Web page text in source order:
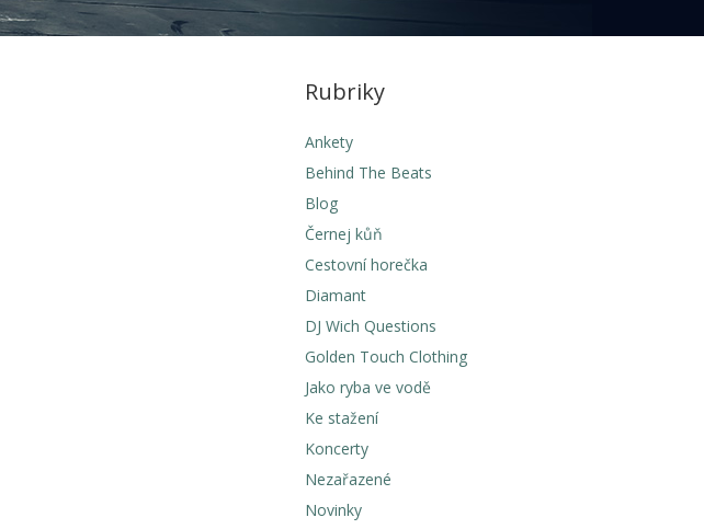
Rubriky
Ankety
Behind The Beats
Blog
Černej kůň
Cestovní horečka
Diamant
DJ Wich Questions
Golden Touch Clothing
Jako ryba ve vodě
Ke stažení
Koncerty
Nezařazené
Novinky